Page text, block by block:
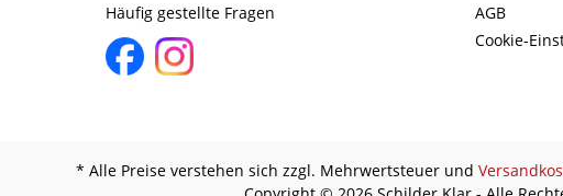
Häufig gestellte Fragen
AGB
Cookie-
* Alle Preise verstehen sich zzgl. Mehrwertsteuer und